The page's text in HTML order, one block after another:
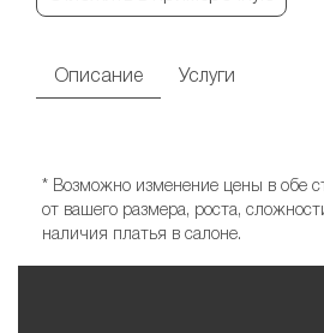
Описание Услуги
* Возможно изменение цены в обе
от вашего размера, роста,
наличия платья в салоне.